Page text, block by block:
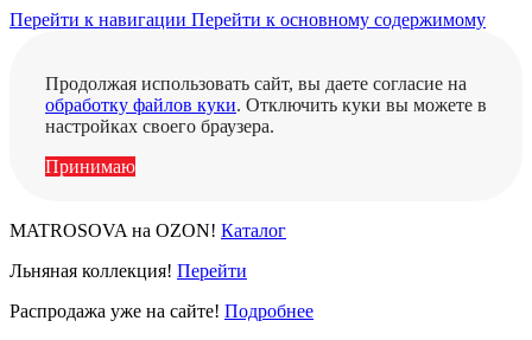
Перейти к навигации Перейти к основному содержимому
Продолжая использовать сайт, вы даете согласие на
обработку файлов куки. Отключить куки вы можете в
настройках своего браузера.
Принимаю
MATROSOVA на OZON! Каталог
Льняная коллекция! Перейти
Распродажа уже на сайте! Подробнее